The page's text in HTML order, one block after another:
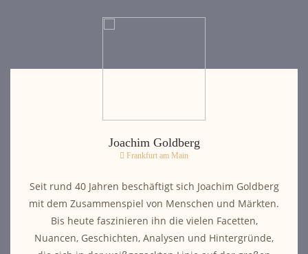
Joachim Goldberg
Frankfurt am Main
Seit rund 40 Jahren beschäftigt sich Joachim Goldberg
mit dem Zusammenspiel von Menschen und Märkten.
Bis heute faszinieren ihn die vielen Facetten,
Nuancen, Geschichten, Analysen und Hintergründe,